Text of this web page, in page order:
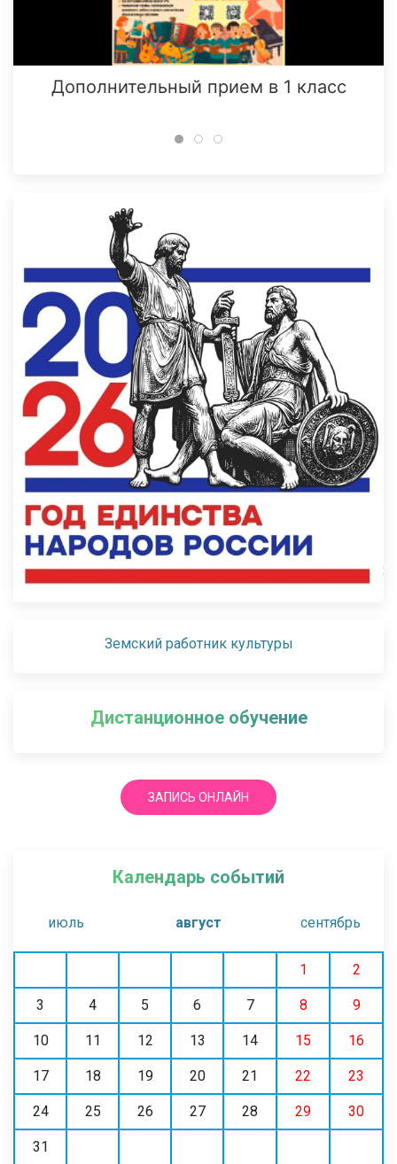
Дополнительный прием в 1 класс
Земский работник культуры
Дистанционное обучение
ЗАПИСЬ ОНЛАЙН
Календарь событий
июль август сентябрь
1 2
3 4 5 6 7 8 9
10 11 12 13 14 15 16
17 18 19 20 21 22 23
24 25 26 27 28 29 30
31